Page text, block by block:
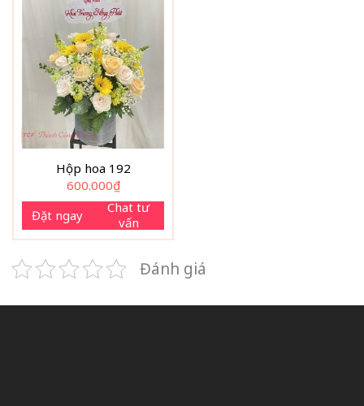
Hộp hoa 192
600.000₫
Đặt ngay
Chat tư
vấn
Đánh giá